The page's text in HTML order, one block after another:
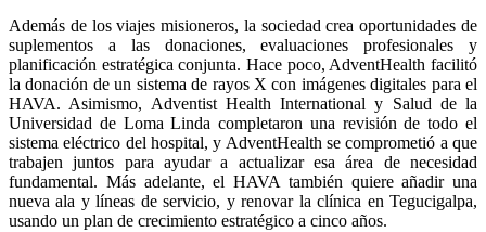
Además de los viajes misioneros, la sociedad crea oportunidades de
suplementos a las donaciones, evaluaciones profesionales y
planificación estratégica conjunta. Hace poco, AdventHealth facilitó
la donación de un sistema de rayos X con imágenes digitales para el
HAVA. Asimismo, Adventist Health International y Salud de la
Universidad de Loma Linda completaron una revisión de todo el
sistema eléctrico del hospital, y AdventHealth se comprometió a que
trabajen juntos para ayudar a actualizar esa área de necesidad
fundamental. Más adelante, el HAVA también quiere añadir una
nueva ala y líneas de servicio, y renovar la clínica en Tegucigalpa,
usando un plan de crecimiento estratégico a cinco años.